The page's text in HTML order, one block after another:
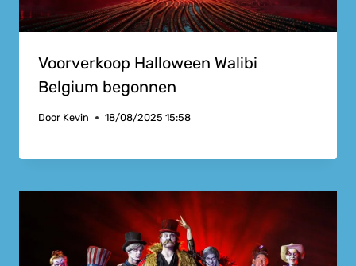
Voorverkoop Halloween Walibi
Belgium begonnen
Door Kevin 18/08/2025 15:58